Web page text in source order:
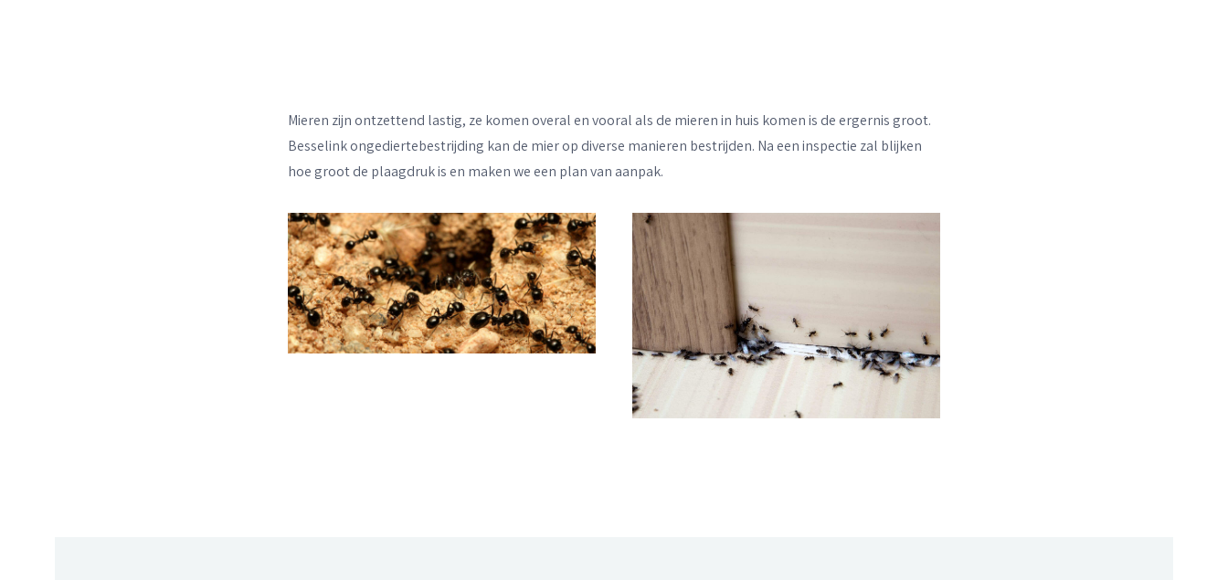
Mieren zijn ontzettend lastig, ze komen overal en vooral als de mieren in huis komen is de ergernis groot.
Besselink ongediertebestrijding kan de mier op diverse manieren bestrijden. Na een inspectie zal blijken
hoe groot de plaagdruk is en maken we een plan van aanpak.